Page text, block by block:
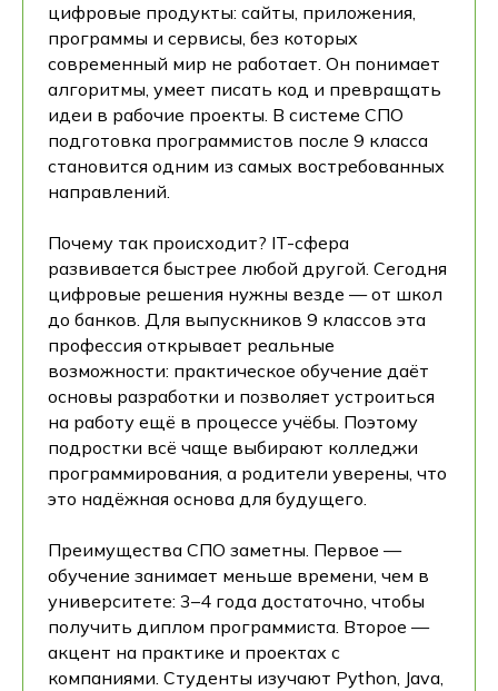
цифровые продукты: сайты, приложения,
программы и сервисы, без которых
современный мир не работает. Он понимает
алгоритмы, умеет писать код и превращать
идеи в рабочие проекты. В системе СПО
подготовка программистов после 9 класса
становится одним из самых востребованных
направлений.
Почему так происходит? IT-сфера
развивается быстрее любой другой. Сегодня
цифровые решения нужны везде — от школ
до банков. Для выпускников 9 классов эта
профессия открывает реальные
возможности: практическое обучение даёт
основы разработки и позволяет устроиться
на работу ещё в процессе учёбы. Поэтому
подростки всё чаще выбирают колледжи
программирования, а родители уверены, что
это надёжная основа для будущего.
Преимущества СПО заметны. Первое —
обучение занимает меньше времени, чем в
университете: 3–4 года достаточно, чтобы
получить диплом программиста. Второе —
акцент на практике и проектах с
компаниями. Студенты изучают Python, Java,